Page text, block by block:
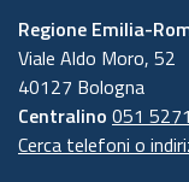
Regione Emilia-
Viale Aldo Moro, 52
40127 Bologna
Centralino 051 5271
Cerca telefoni o